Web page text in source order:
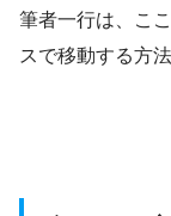
筆者一行は、こ
スで移動する方